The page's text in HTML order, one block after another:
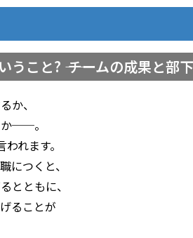
こと? ―― チームの成果と部
か、
──。
れます。
につくと、
とともに、
ることが